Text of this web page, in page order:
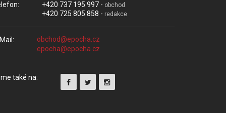
+420 737 195 997 - obchod
+420 725 805 858 - redakce
také na: